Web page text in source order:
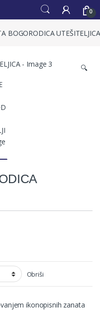
0
BOGORODICA UTEŠITELJICA
🔍
Obriši
ikonopisnih zanata